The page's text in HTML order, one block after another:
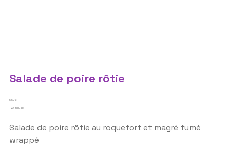
Salade de poire rôtie
Prix
9,90 €
TVA Incluse
Salade de poire rôtie au roquefort et magré fumé
wrappé